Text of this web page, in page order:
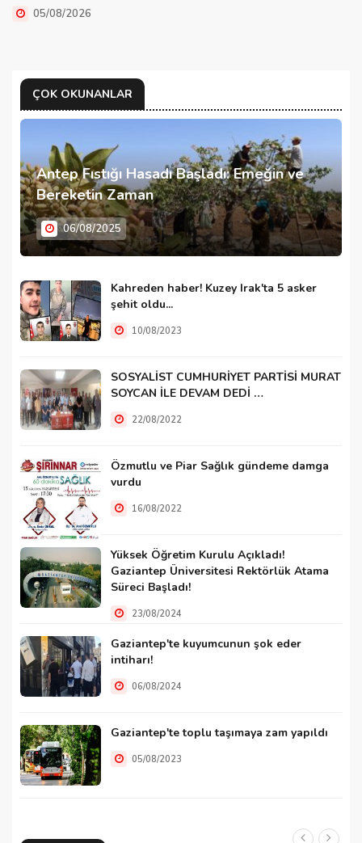
05/08/2026
ÇOK OKUNANLAR
Antep Fıstığı Hasadı Başladı: Emeğin ve
Bereketin Zaman
06/08/2025
Kahreden haber! Kuzey Irak'ta 5 asker
şehit oldu...
10/08/2023
SOSYALİST CUMHURİYET PARTİSİ MURAT
SOYCAN İLE DEVAM DEDİ …
22/08/2022
Özmutlu ve Piar Sağlık gündeme damga
vurdu
16/08/2022
Yüksek Öğretim Kurulu Açıkladı!
Gaziantep Üniversitesi Rektörlük Atama
Süreci Başladı!
23/08/2024
Gaziantep'te kuyumcunun şok eder
intiharı!
06/08/2024
Gaziantep'te toplu taşımaya zam yapıldı
05/08/2023